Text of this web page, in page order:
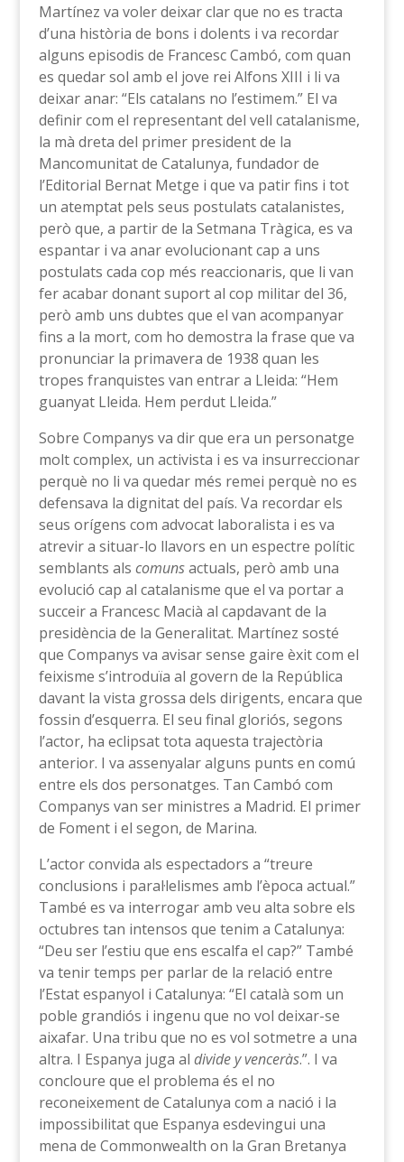
Martínez va voler deixar clar que no es tracta
d’una història de bons i dolents i va recordar
alguns episodis de Francesc Cambó, com quan
es quedar sol amb el jove rei Alfons XIII i li va
deixar anar: “Els catalans no l’estimem.” El va
definir com el representant del vell catalanisme,
la mà dreta del primer president de la
Mancomunitat de Catalunya, fundador de
l’Editorial Bernat Metge i que va patir fins i tot
un atemptat pels seus postulats catalanistes,
però que, a partir de la Setmana Tràgica, es va
espantar i va anar evolucionant cap a uns
postulats cada cop més reaccionaris, que li van
fer acabar donant suport al cop militar del 36,
però amb uns dubtes que el van acompanyar
fins a la mort, com ho demostra la frase que va
pronunciar la primavera de 1938 quan les
tropes franquistes van entrar a Lleida: “Hem
guanyat Lleida. Hem perdut Lleida.”
Sobre Companys va dir que era un personatge
molt complex, un activista i es va insurreccionar
perquè no li va quedar més remei perquè no es
defensava la dignitat del país. Va recordar els
seus orígens com advocat laboralista i es va
atrevir a situar-lo llavors en un espectre polític
semblants als comunsactuals, però amb una
evolució cap al catalanisme que el va portar a
succeir a Francesc Macià al capdavant de la
presidència de la Generalitat. Martínez sosté
que Companys va avisar sense gaire èxit com el
feixisme s’introduïa al govern de la República
davant la vista grossa dels dirigents, encara que
fossin d’esquerra. El seu final gloriós, segons
l’actor, ha eclipsat tota aquesta trajectòria
anterior. I va assenyalar alguns punts en comú
entre els dos personatges. Tan Cambó com
Companys van ser ministres a Madrid. El primer
de Foment i el segon, de Marina.
L’actor convida als espectadors a “treure
conclusions i paral·lelismes amb l’època actual.”
També es va interrogar amb veu alta sobre els
octubres tan intensos que tenim a Catalunya:
“Deu ser l’estiu que ens escalfa el cap?” També
va tenir temps per parlar de la relació entre
l’Estat espanyol i Catalunya: “El català som un
poble grandiós i ingenu que no vol deixar-se
aixafar. Una tribu que no es vol sotmetre a una
altra. I Espanya juga al divide y venceràs.”. I va
concloure que el problema és el no
reconeixement de Catalunya com a nació i la
impossibilitat que Espanya esdevingui una
mena de Commonwealth on la Gran Bretanya